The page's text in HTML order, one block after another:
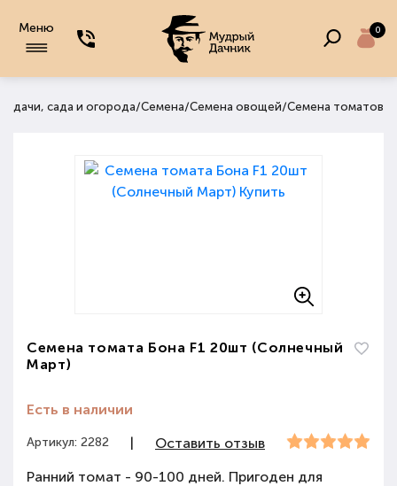
Меню 0
дачи, сада и огорода/Семена/Семена овощей/Семена томатов
Семена томата Бона F1 20шт (Солнечный
Март)
Есть в наличии
Артикул: 2282 |
Оставить отзыв
Ранний томат - 90-100 дней. Пригоден для